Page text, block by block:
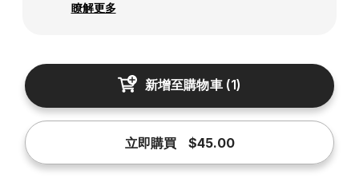
瞭解更多
新增至購物車(1)
立即購買 $45.00